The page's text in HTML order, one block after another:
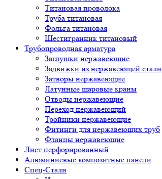
Титановая проволока
Труба титановая
Фольга титановая
Шестигранник титановый
Трубопроводная арматура
Заглушки нержавеющие
Задвижки из нержавеющей стали
Затворы нержавеющие
Латунные шаровые краны
Отводы нержавеющие
Переход нержавеющий
Тройники нержавеющие
Фитинги для нержавеющих труб
Фланцы нержавеющие
Лист перфорированный
Алюминиевые композитные панели
Спец-Стали